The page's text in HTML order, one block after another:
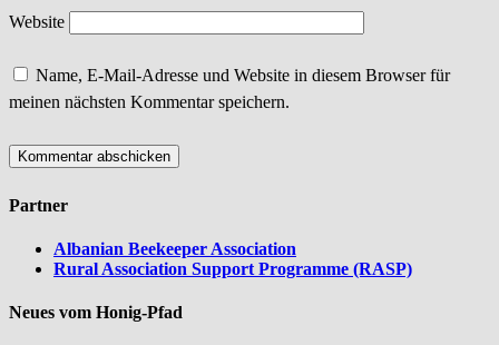
Website
Name, E-Mail-Adresse und Website in diesem Browser für
meinen nächsten Kommentar speichern.
Partner
Albanian Beekeeper Association
Rural Association Support Programme (RASP)
Neues vom Honig-Pfad